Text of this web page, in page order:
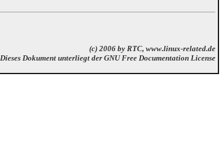
(c) 2006 by RTC, www.linux-related.de
Dieses Dokument unterliegt der GNU Free Documentation License